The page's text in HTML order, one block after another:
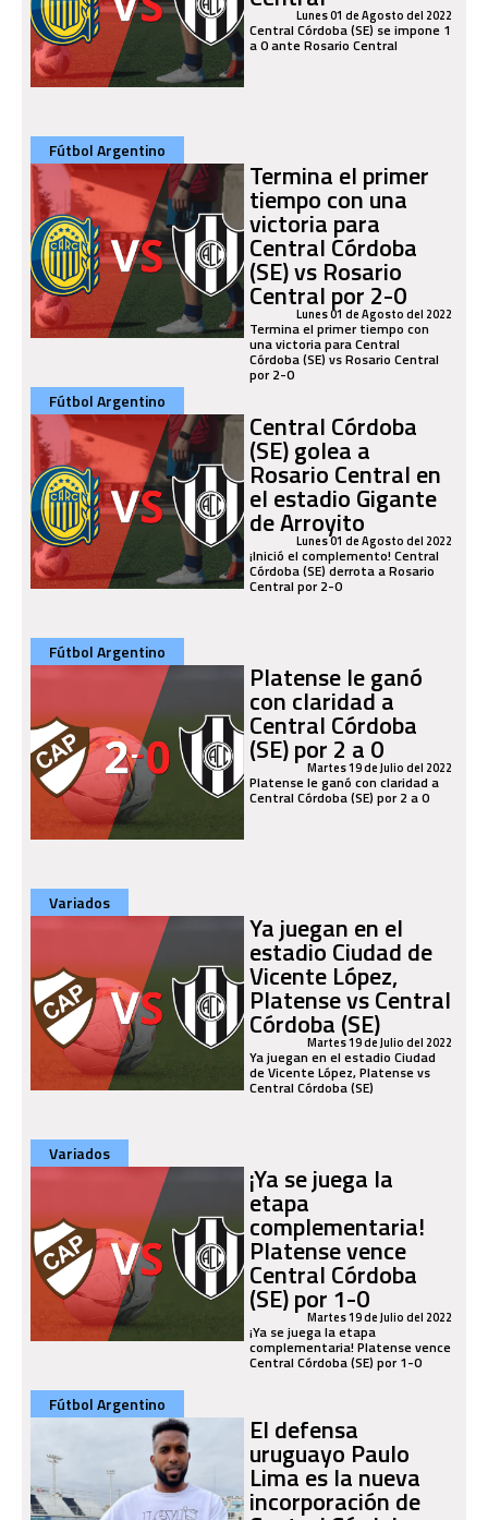
Lunes 01 de Agosto del 2022
Central Córdoba (SE) se impone 1
a 0 ante Rosario Central
Fútbol Argentino
Termina el primer
tiempo con una
victoria para
Central Córdoba
(SE) vs Rosario
Central por 2-0
Lunes 01 de Agosto del 2022
Termina el primer tiempo con
una victoria para Central
Córdoba (SE) vs Rosario Central
por 2-0
Fútbol Argentino
Central Córdoba
(SE) golea a
Rosario Central en
el estadio Gigante
de Arroyito
Lunes 01 de Agosto del 2022
¡Inició el complemento! Central
Córdoba (SE) derrota a Rosario
Central por 2-0
Fútbol Argentino
Platense le ganó
con claridad a
Central Córdoba
(SE) por 2 a 0
Martes 19 de Julio del 2022
Platense le ganó con claridad a
Central Córdoba (SE) por 2 a 0
Variados
Ya juegan en el
estadio Ciudad de
Vicente López,
Platense vs Central
Córdoba (SE)
Martes 19 de Julio del 2022
Ya juegan en el estadio Ciudad
de Vicente López, Platense vs
Central Córdoba (SE)
Variados
¡Ya se juega la
etapa
complementaria!
Platense vence
Central Córdoba
(SE) por 1-0
Martes 19 de Julio del 2022
¡Ya se juega la etapa
complementaria! Platense vence
Central Córdoba (SE) por 1-0
Fútbol Argentino
El defensa
uruguayo Paulo
Lima es la nueva
incorporación de